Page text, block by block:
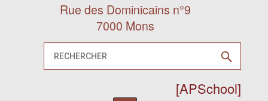
Rue des Dominicains n°9
7000 Mons
[APSchool]